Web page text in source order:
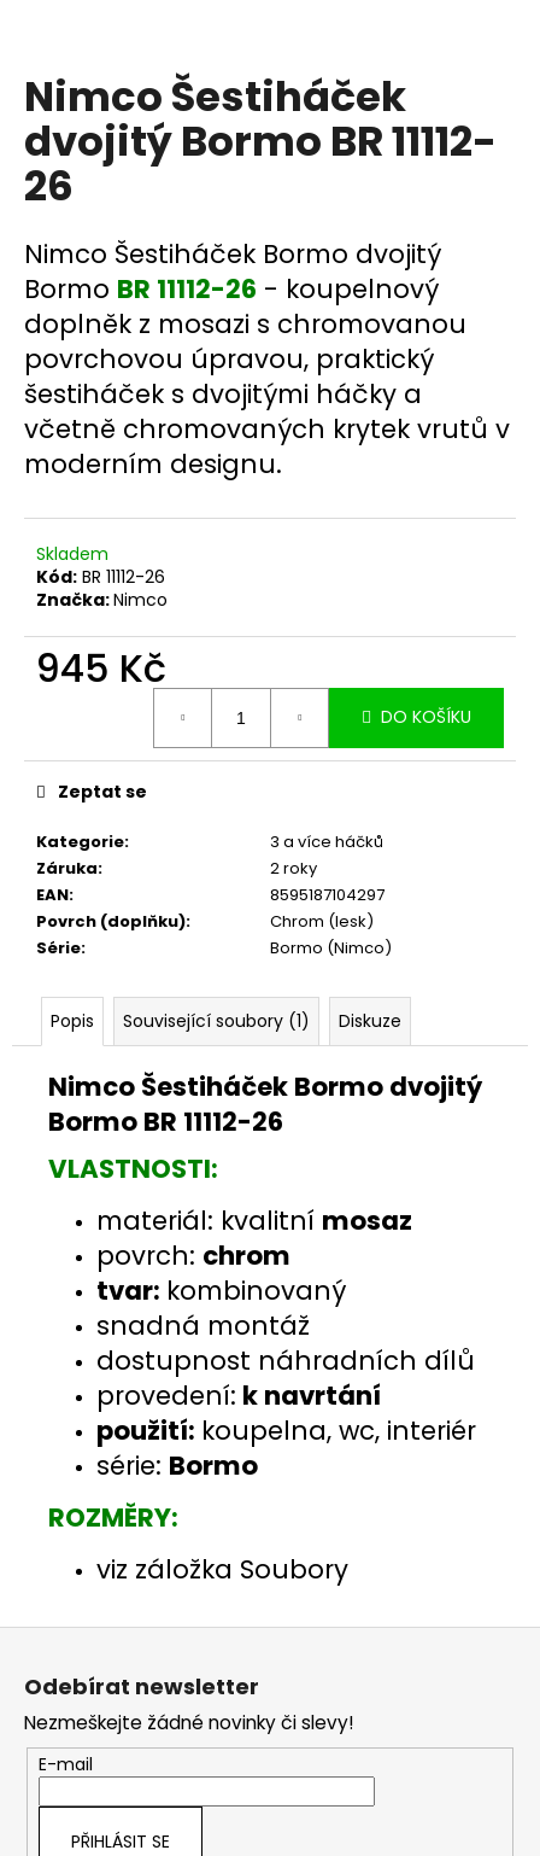
Nimco Šestiháček
dvojitý Bormo BR 11112-
26
Nimco Šestiháček Bormo dvojitý
Bormo BR 11112-26 - koupelnový
doplněk z mosazi s chromovanou
povrchovou úpravou, praktický
šestiháček s dvojitými háčky a
včetně chromovaných krytek vrutů v
moderním designu.
Skladem
Kód: BR 11112-26
Značka:Nimco
945 Kč
DO KOŠÍKU
Kategorie:
3 a více háčků
Záruka:
2 roky
EAN:
8595187104297
Povrch (doplňku):
Chrom (lesk)
Série: Bormo (Nimco)
Zeptat se
Popis Související soubory (1) Diskuze
Nimco Šestiháček Bormo dvojitý
Bormo BR 11112-26
VLASTNOSTI:
materiál: kvalitní mosaz
povrch: chrom
tvar: kombinovaný
snadná montáž
dostupnost náhradních dílů
provedení: k navrtání
použití: koupelna, wc, interiér
série: Bormo
ROZMĚRY:
viz záložka Soubory
í
t
?
HLEDAT
D
o
p
o
u
č
u
m
Z
Odebírat newsletter
Nezmeškejte žádné novinky či slevy!
E-mail
PŘIHLÁSIT SE